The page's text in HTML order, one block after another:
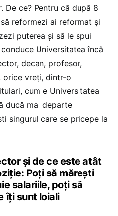
De ce? Pentru că după 8
reformezi ai reformat și
puterea și să le spui
Universitatea încă
decan, profesor,
orice vreți, dintr-o
cum e Universitatea
ducă mai departe
singurul care se pricepe la
și de ce este atât
Poți să mărești
salariile, poți să
îți sunt loiali